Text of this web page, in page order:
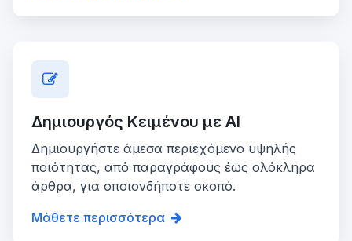
Δημιουργός Κειμένου με AI
Δημιουργήστε άμεσα περιεχόμενο υψηλής
ποιότητας, από παραγράφους έως ολόκληρα
άρθρα, για οποιονδήποτε σκοπό.
Μάθετε περισσότερα